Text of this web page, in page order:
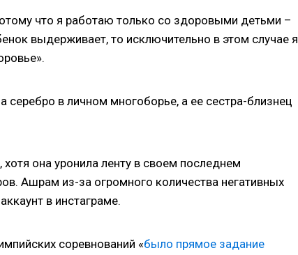
что я работаю только со здоровыми детьми –
выдерживает, то исключительно в этом случае я
в личном многоборье, а ее сестра-близнец
она уронила ленту в своем последнем
Ашрам из-за огромного количества негативных
в инстаграме.
соревнований «было прямое задание